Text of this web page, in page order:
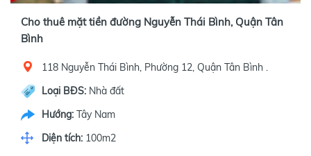
Cho thuê mặt tiền đường Nguyễn Thái Bình, Quận Tân
Bình
118 Nguyễn Thái Bình, Phường 12, Quận Tân Bình .
Loại BĐS: Nhà đất
Hướng: Tây Nam
Diện tích: 100m2